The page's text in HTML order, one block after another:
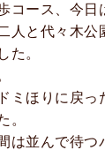
コース、今日
人と代々木公
た。
ミほりに戻
。
は並んで待つ